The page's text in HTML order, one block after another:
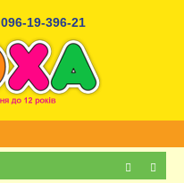
096-19-396-21